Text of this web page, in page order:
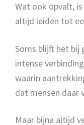
Wat ook opvalt,
altijd leiden tot
Soms blijft het bij
intense
waarin
dat mensen daar
Maar bijna altijd